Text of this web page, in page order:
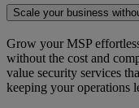
Scale your business
Grow your MSP
without the cost and
value security services
keeping your operations